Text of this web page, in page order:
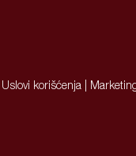
Uslovi korišćenja